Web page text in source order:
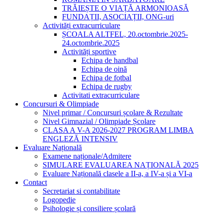
TRĂIEȘTE O VIAȚĂ ARMONIOASĂ
FUNDAȚII, ASOCIAȚII, ONG-uri
Activități extracurriculare
ȘCOALA ALTFEL, 20.octombrie.2025-
24.octombrie.2025
Activități sportive
Echipa de handbal
Echipa de oină
Echipa de fotbal
Echipa de rugby
Activitati extracurriculare
Concursuri & Olimpiade
Nivel primar / Concursuri școlare & Rezultate
Nivel Gimnazial / Olimpiade Școlare
CLASA A V-A 2026-2027 PROGRAM LIMBA
ENGLEZĂ INTENSIV
Evaluare Națională
Examene naționale/Admitere
SIMULARE EVALUAREA NAȚIONALĂ 2025
Evaluare Națională clasele a II-a, a IV-a și a VI-a
Contact
Secretariat si contabilitate
Logopedie
Psihologie și consiliere școlară